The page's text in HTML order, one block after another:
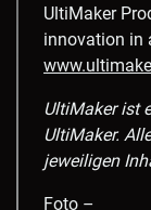
UltiMaker
innovation in
UltiMaker ist
UltiMaker.
jeweiligen
Foto –